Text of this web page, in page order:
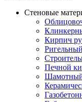
Стеновые
Кирпич
Печной